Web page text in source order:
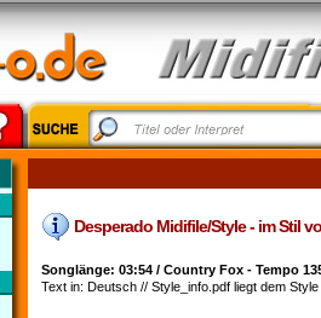
Desperado Midifile/Style - im Stil
Songlänge: 03:54 / Country Fox - Tempo
Text in: Deutsch // Style_info.pdf liegt dem